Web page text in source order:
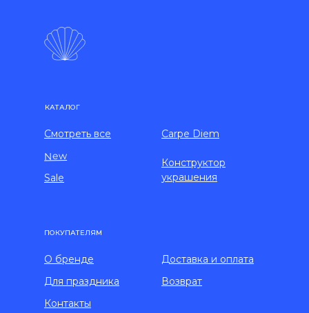
О бренде
Доставка и оплата
Возврат
КАТАЛОГ
ПОКУПАТЕЛЯМ
Carpe Diem
Смотреть все
New
Sale
Контакты
Для праздника
Конструктор
украшения